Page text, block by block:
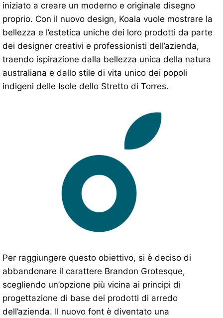
iniziato a creare un moderno e originale disegno
proprio. Con il nuovo design, Koala vuole mostrare la
bellezza e l’estetica uniche dei loro prodotti da parte
dei designer creativi e professionisti dell’azienda,
traendo ispirazione dalla bellezza unica della natura
australiana e dallo stile di vita unico dei popoli
indigeni delle Isole dello Stretto di Torres.
Per raggiungere questo obiettivo, si è deciso di
abbandonare il carattere Brandon Grotesque,
scegliendo un’opzione più vicina ai principi di
progettazione di base dei prodotti di arredo
dell’azienda. Il nuovo font è diventato una